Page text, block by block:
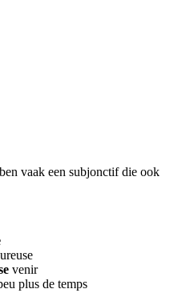
vaak een subjonctif die ook
venir
plus de temps